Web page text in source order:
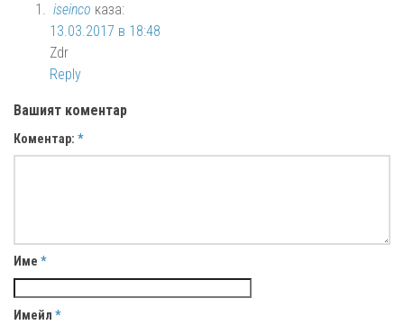
iseinco каза:
13.03.2017 в 18:48
Zdr
Reply
Вашият коментар
Коментар: *
Име *
Имейл *